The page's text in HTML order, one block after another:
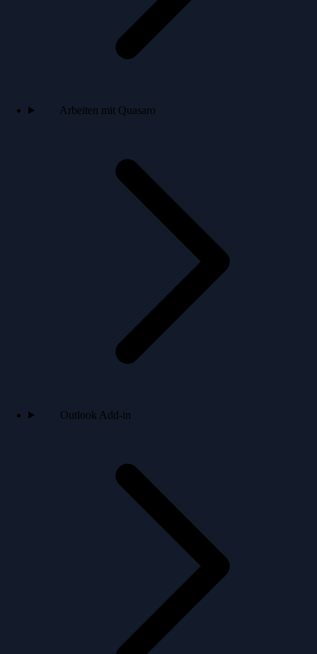
Arbeiten mit Quasaro
Outlook Add-in